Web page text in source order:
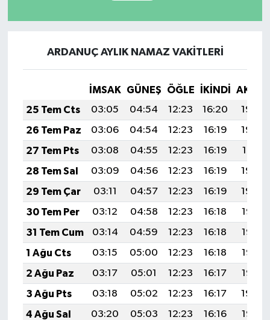
ARDANUÇ AYLIK NAMAZ VAKITLERI
İMSAK GÜNEŞ ÖĞLE İKINDI
25 Tem Cts
03:05 04:54 12:23 16:20
19:43
26 Tem Paz
03:06 04:54 12:23 16:19
19:42
27 Tem Pts
03:08 04:55 12:23 16:19
19:41
28 Tem Sal
03:09 04:56 12:23 16:19
19:40
29 Tem Çar
03:11 04:57 12:23 16:19
19:39
30 Tem Per
03:12 04:58 12:23 16:18
19:38
31 Tem Cum
03:14 04:59 12:23 16:18
19:37
1 Ağu Cts
03:15 05:00 12:23 16:18
19:36
2 Ağu Paz
03:17 05:01 12:23 16:17
19:35
3 Ağu Pts
03:18 05:02 12:23 16:17
19:34
4 Ağu Sal
03:20 05:03 12:23 16:16
19:33